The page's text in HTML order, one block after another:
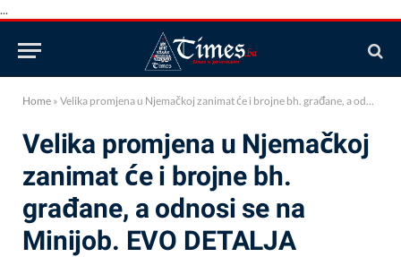
...
Home » Velika promjena u Njemačkoj zanimat će i brojne bh. građane, a odnosi se na Minijob. EVO DETALJA
Velika promjena u Njemačkoj
zanimat će i brojne bh.
građane, a odnosi se na
Minijob. EVO DETALJA